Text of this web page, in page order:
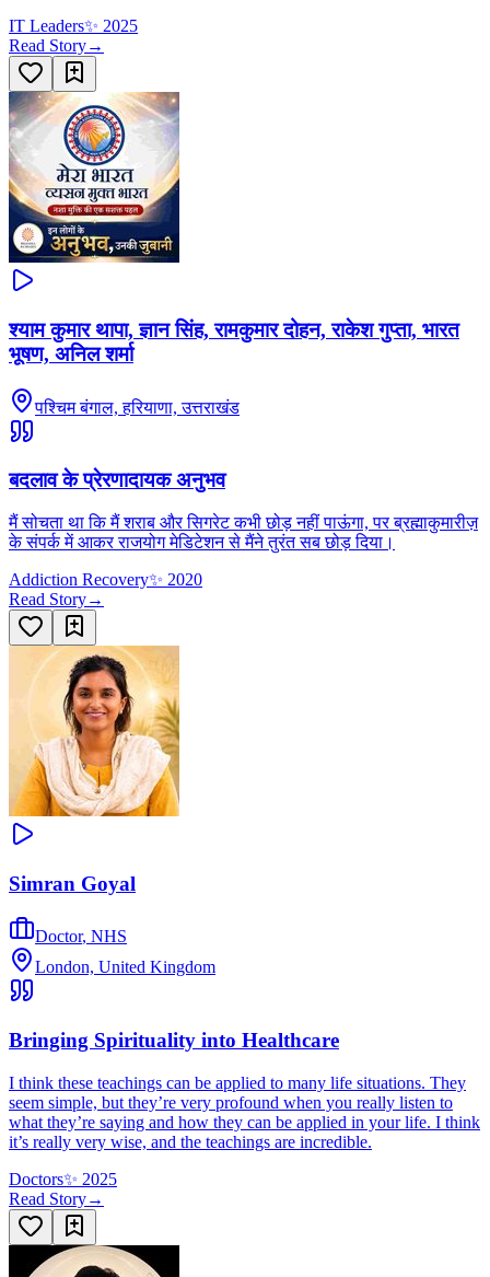
IT Leaders✨ 2025
Read Story→
श्याम कुमार थापा, ज्ञान सिंह, रामकुमार दोहन, राकेश गुप्ता, भारत
भूषण, अनिल शर्मा
पश्चिम बंगाल, हरियाणा, उत्तराखंड
बदलाव के प्रेरणादायक अनुभव
मैं सोचता था कि मैं शराब और सिगरेट कभी छोड़ नहीं पाऊंगा, पर ब्रह्माकुमारीज़
के संपर्क में आकर राजयोग मेडिटेशन से मैंने तुरंत सब छोड़ दिया।
Addiction Recovery✨ 2020
Read Story→
Simran Goyal
Doctor, NHS
London, United Kingdom
Bringing Spirituality into Healthcare
I think these teachings can be applied to many life situations. They
seem simple, but they’re very profound when you really listen to
what they’re saying and how they can be applied in your life. I think
it’s really very wise, and the teachings are incredible.
Doctors✨ 2025
Read Story→